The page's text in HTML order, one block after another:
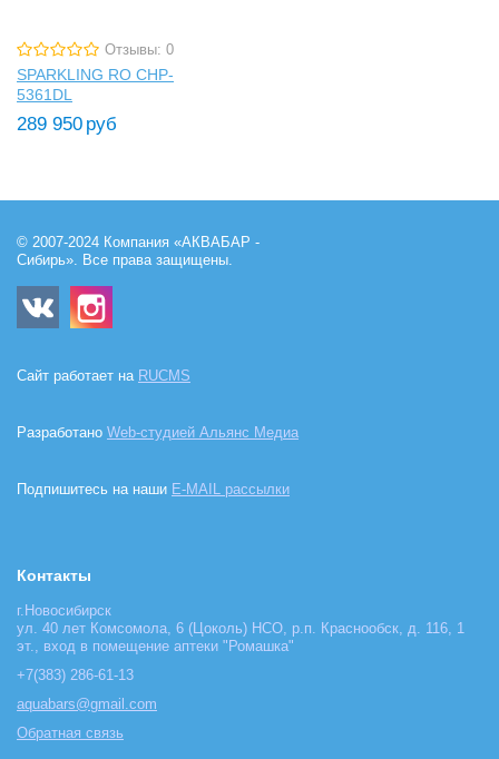
Отзывы: 0
SPARKLING RO CHP-
5361DL
289 950 руб
© 2007-2024 Компания «АКВАБАР -
Сибирь». Все права защищены.
Сайт работает на RUCMS
Разработано Web-студией Альянс Медиа
Подпишитесь на наши E-MAIL рассылки
Контакты
г.Новосибирск
ул. 40 лет Комсомола, 6 (Цоколь) НСО, р.п. Краснообск, д. 116, 1
эт., вход в помещение аптеки "Ромашка"
+7(383) 286-61-13
aquabars@gmail.com
Обратная связь